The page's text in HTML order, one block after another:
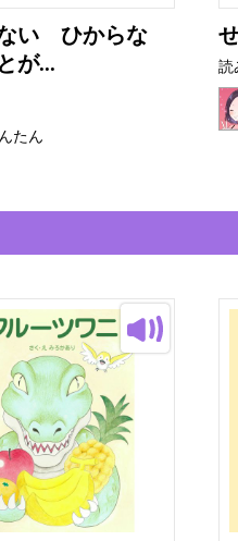
い ひからな
が...
たん
読